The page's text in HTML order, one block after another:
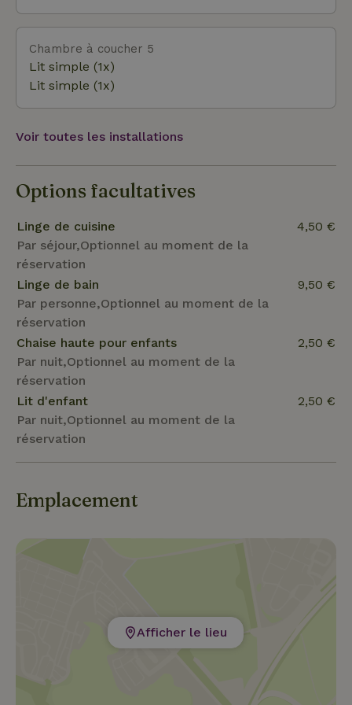
Chambre à coucher 5
Lit simple (1x)
Lit simple (1x)
Voir toutes les installations
Options facultatives
Linge de cuisine
Par séjour,Optionnel au moment de la
réservation
4,50 €
Linge de bain
Par personne,Optionnel au moment de la
réservation
9,50 €
Chaise haute pour enfants
Par nuit,Optionnel au moment de la
réservation
2,50 €
Lit d'enfant
Par nuit,Optionnel au moment de la
réservation
2,50 €
Emplacement
Afficher le lieu